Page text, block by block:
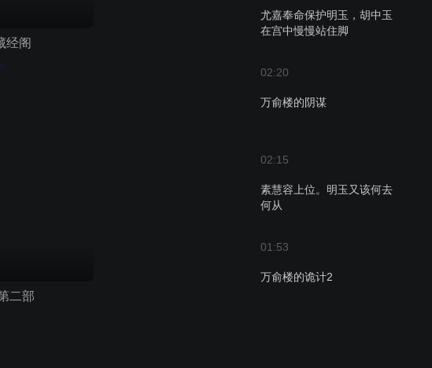
尤嘉奉命保护明玉，胡中玉
在宫中慢慢站住脚
02:20
万俞楼的阴谋
02:15
素慧容上位。明玉又该何去
何从
01:53
万俞楼的诡计2
经阁
二部